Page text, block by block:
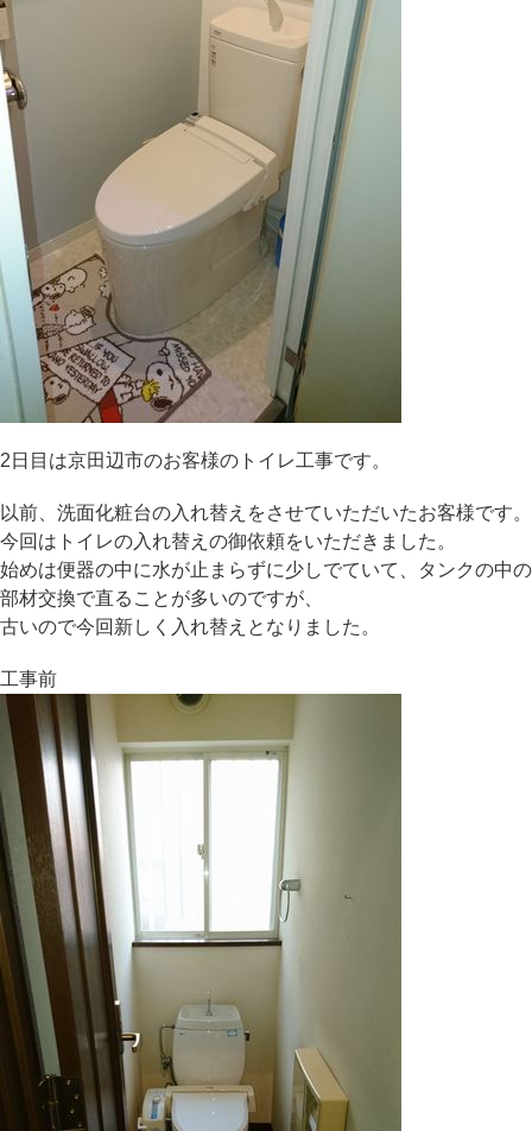
2日目は京田辺市のお客様のトイレ工事です。
以前、洗面化粧台の入れ替えをさせていただいたお客様です。
今回はトイレの入れ替えの御依頼をいただきました。
始めは便器の中に水が止まらずに少しでていて、タンクの中の
部材交換で直ることが多いのですが、
古いので今回新しく入れ替えとなりました。
工事前